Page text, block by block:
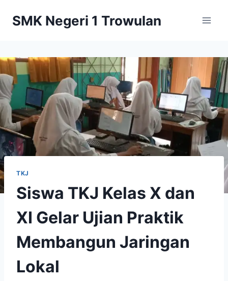
SMK Negeri 1 Trowulan
TKJ
Siswa TKJ Kelas X dan
XI Gelar Ujian Praktik
Membangun Jaringan
Lokal